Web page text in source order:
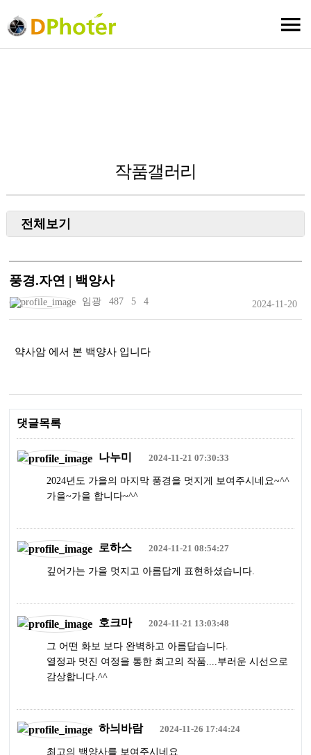
작품갤러리
전체보기
생태/동식물
인물
여행/문화
감성/자유
기타
풍경.자연 | 백양사
임광 487 5 4 2024-11-20
약사암 에서 본 백양사 입니다
댓글목록
나누미 2024-11-21 07:30:33
2024년도 가을의 마지막 풍경을 멋지게 보여주시네요~^^
가을~가을 합니다~^^
로하스 2024-11-21 08:54:27
깊어가는 가을 멋지고 아름답게 표현하셨습니다.
호크마 2024-11-21 13:03:48
그 어떤 화보 보다 완벽하고 아름답습니다.
열정과 멋진 여정을 통한 최고의 작품....부러운 시선으로
감상합니다.^^
하늬바람 2024-11-26 17:44:24
최고의 백양사를 보여주시네요